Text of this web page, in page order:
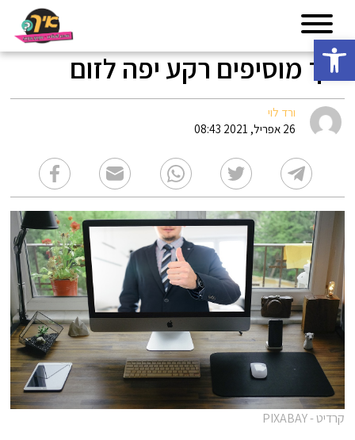
פתח סרגל נגישות
איך מוסיפים רקע יפה לזום
ורד לוי
26 אפריל, 2021 08:43
קרדיט - PIXABAY